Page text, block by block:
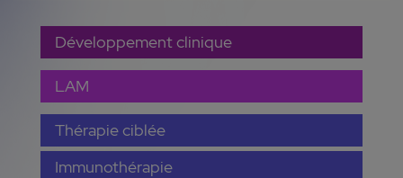
Développement clinique
LAM
Thérapie ciblée
Immunothérapie